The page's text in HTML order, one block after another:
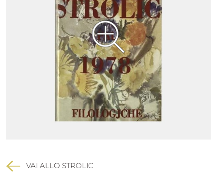
VAI ALLO STROLIC